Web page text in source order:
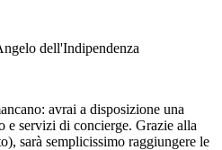
dell'Indipendenza
avrai a disposizione una
e servizi di concierge. Grazie alla
sarà semplicissimo raggiungere le